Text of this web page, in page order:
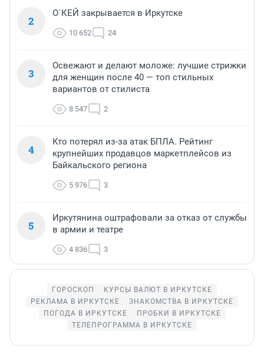
2
О`КЕЙ закрывается в Иркутске
10 652 24
3
Освежают и делают моложе: лучшие стрижки
для женщин после 40 — топ стильных
вариантов от стилиста
8 547 2
4
Кто потерял из-за атак БПЛА. Рейтинг
крупнейших продавцов маркетплейсов из
Байкальского региона
5 976 3
5
Иркутянина оштрафовали за отказ от службы
в армии и театре
4 836 3
ГОРОСКОП
КУРСЫ ВАЛЮТ В ИРКУТСКЕ
РЕКЛАМА В ИРКУТСКЕ
ЗНАКОМСТВА В ИРКУТСКЕ
ПОГОДА В ИРКУТСКЕ
ПРОБКИ В ИРКУТСКЕ
ТЕЛЕПРОГРАММА В ИРКУТСКЕ